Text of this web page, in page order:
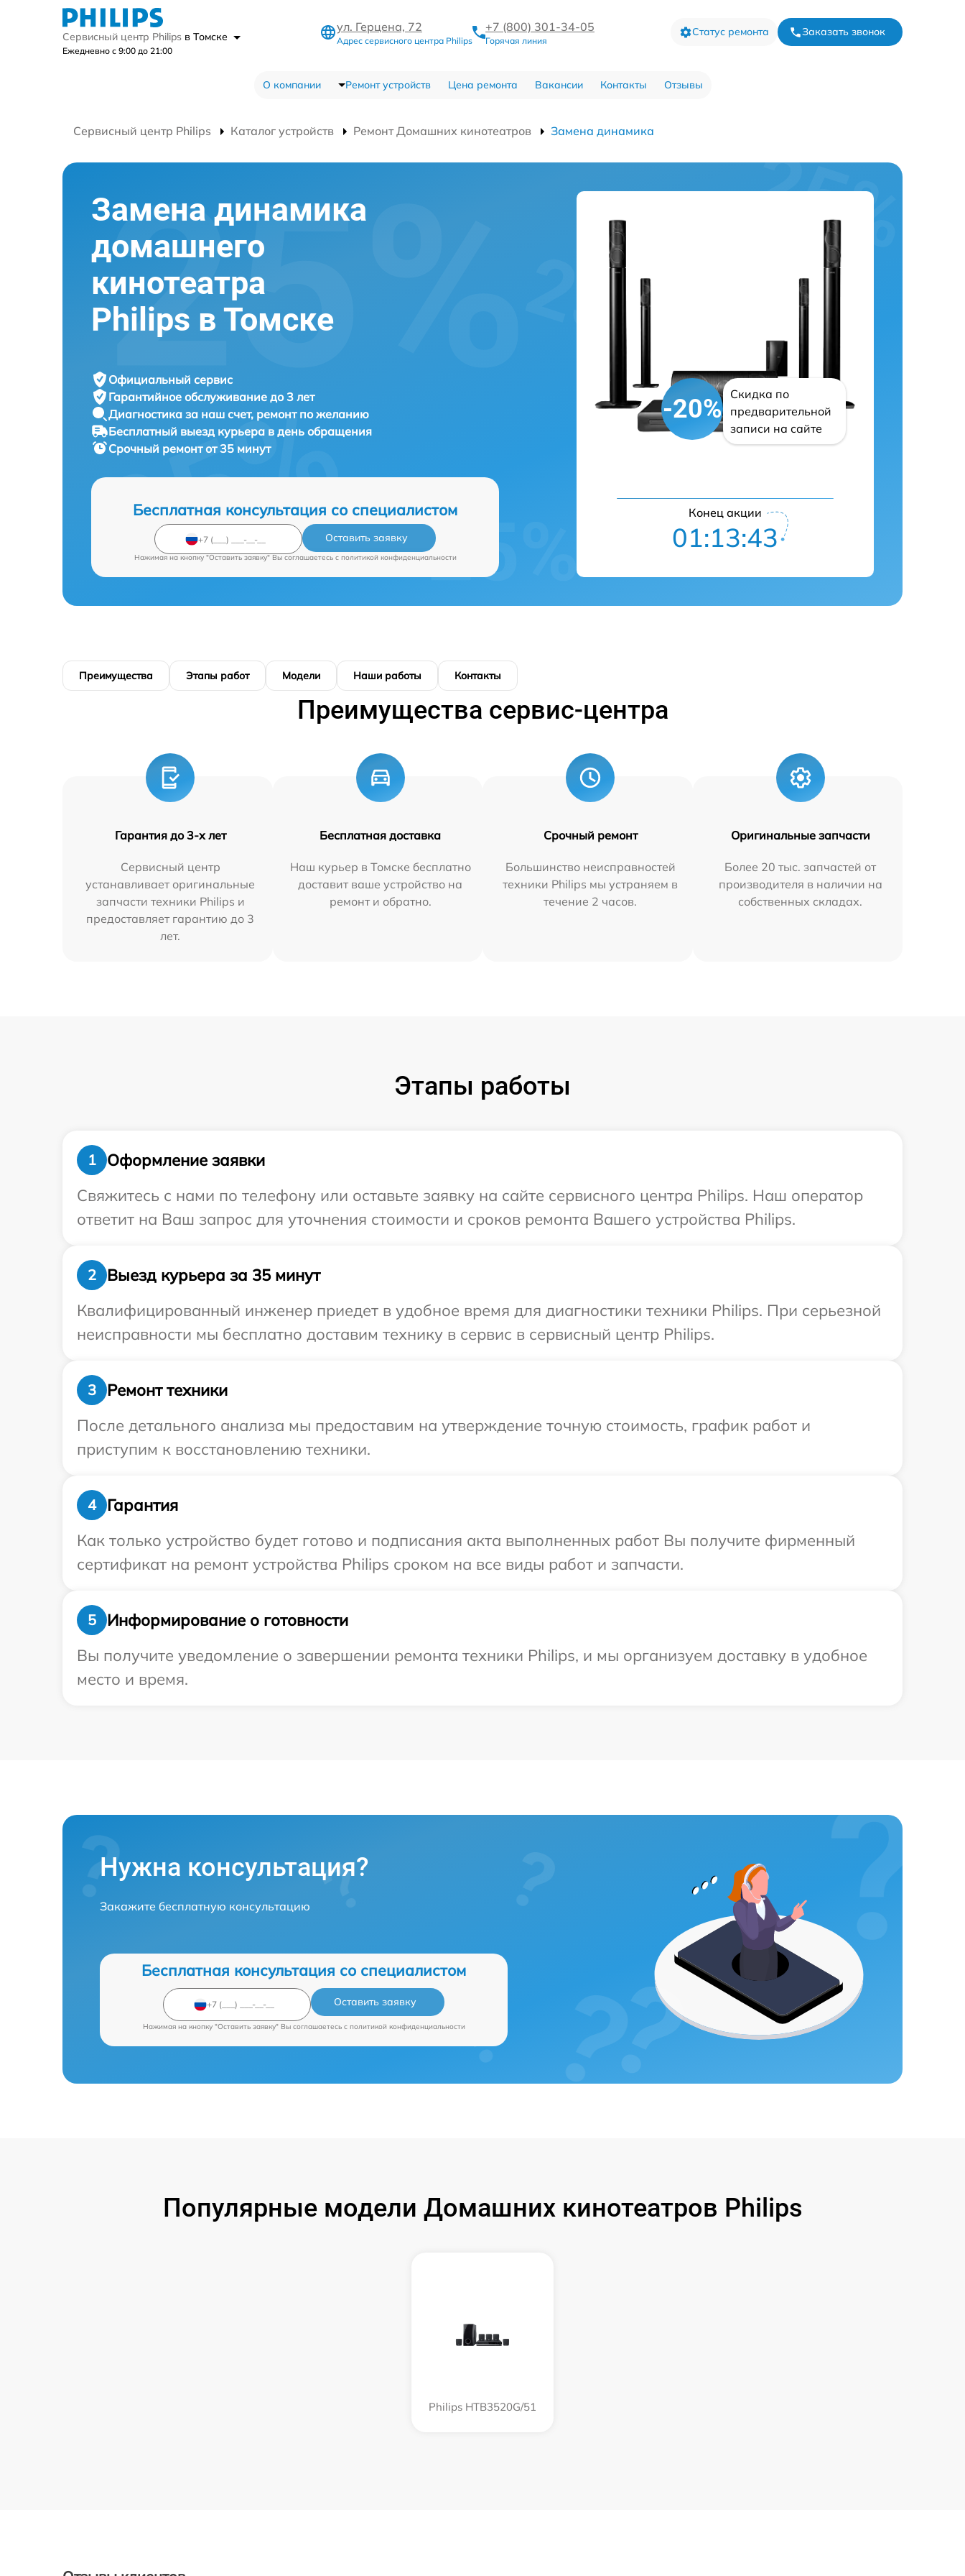
Сервисный центр Philips в Томске
Ежедневно с 9:00 до 21:00
ул. Герцена, 72
Адрес сервисного центра Philips
+7 (800) 301-34-05
Горячая линия
Статус ремонта Заказать звонок
О компании Ремонт устройств Цена ремонта Вакансии Контакты Отзывы
Сервисный центр Philips Каталог устройств Ремонт Домашних кинотеатров Замена динамика
Замена динамика
домашнего
кинотеатра
Philips в Томске
Официальный сервис
Гарантийное обслуживание до 3 лет
Диагностика за наш счет, ремонт по желанию
Бесплатный выезд курьера в день обращения
Срочный ремонтот 35 минут
Бесплатная консультация со специалистом
Оставить заявку
Нажимая на кнопку "Оставить заявку" Вы соглашаетесь c политикой конфиденциальности
-20%
Скидка по
предварительной
записи на сайте
Конец акции
01:13:41
Преимущества Этапы работ Модели Наши работы Контакты
Преимущества сервис-центра
Гарантия до 3-х лет
Сервисный центр
устанавливает оригинальные
запчасти техники Philips и
предоставляет гарантию до 3
лет.
Бесплатная доставка
Наш курьер в Томске бесплатно
доставит ваше устройство на
ремонт и обратно.
Срочный ремонт
Большинство неисправностей
техники Philips мы устраняем в
течение 2 часов.
Оригинальные запчасти
Более 20 тыс. запчастей от
производителя в наличии на
собственных складах.
Этапы работы
1
Оформление заявки
Свяжитесь с нами по телефону или оставьте заявку на сайте сервисного центра Philips. Наш оператор
ответит на Ваш запрос для уточнения стоимости и сроков ремонта Вашего устройства Philips.
2
Выезд курьера за 35 минут
Квалифицированный инженер приедет в удобное время для диагностики техники Philips. При серьезной
неисправности мы бесплатно доставим технику в сервис в сервисный центр Philips.
3
Ремонт техники
После детального анализа мы предоставим на утверждение точную стоимость, график работ и
приступим к восстановлению техники.
4
Гарантия
Как только устройство будет готово и подписания акта выполненных работ Вы получите фирменный
сертификат на ремонт устройства Philips сроком на все виды работ и запчасти.
5
Информирование о готовности
Вы получите уведомление о завершении ремонта техники Philips, и мы организуем доставку в удобное
место и время.
Нужна консультация?
Закажите бесплатную консультацию
Бесплатная консультация со специалистом
Оставить заявку
Нажимая на кнопку "Оставить заявку" Вы соглашаетесь c политикой конфиденциальности
Популярные модели Домашних кинотеатров Philips
Philips HTB3520G/51